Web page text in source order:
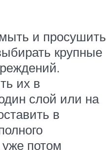
и просушить
крупные
их в
слой или на
в
потом